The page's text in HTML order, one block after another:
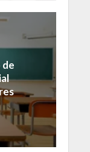
de